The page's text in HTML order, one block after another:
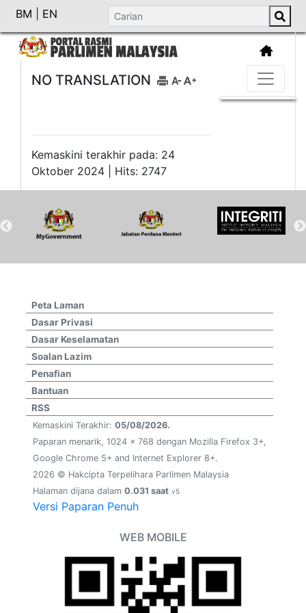
BM EN
NO TRANSLATION
Kemaskini terakhir pada: 24
Oktober 2024 | Hits: 2747
Peta Laman
Dasar Privasi
Dasar Keselamatan
Soalan Lazim
Penafian
Bantuan
RSS
Kemaskini Terakhir: 05/08/2026.
Paparan menarik, 1024 x 768 dengan Mozilla Firefox 3+,
Google Chrome 5+ and Internet Explorer 8+.
2026 © Hakcipta Terpelihara Parlimen Malaysia
Halaman dijana dalam 0.031 saat v5
Versi Paparan Penuh
WEB MOBILE